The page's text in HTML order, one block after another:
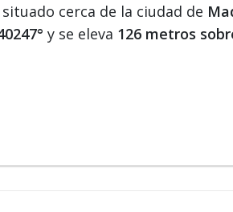
cerca de la ciudad de
y se eleva 126 metros